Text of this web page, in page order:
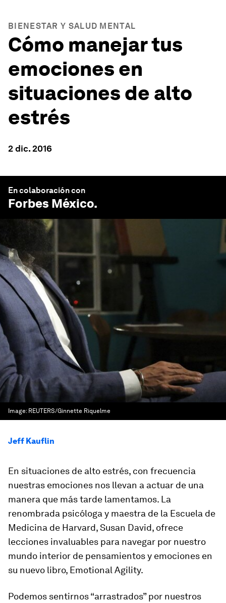
BIENESTAR Y SALUD MENTAL
Cómo manejar tus
emociones en
situaciones de alto
estrés
2 dic. 2016
En colaboración con
Forbes México.
Image: REUTERS/Ginnette Riquelme
Jeff Kauflin
En situaciones de alto estrés, con frecuencia
nuestras emociones nos llevan a actuar de una
manera que más tarde lamentamos. La
renombrada psicóloga y maestra de la Escuela de
Medicina de Harvard, Susan David, ofrece
lecciones invaluables para navegar por nuestro
mundo interior de pensamientos y emociones en
su nuevo libro, Emotional Agility.
Podemos sentirnos “arrastrados” por nuestros